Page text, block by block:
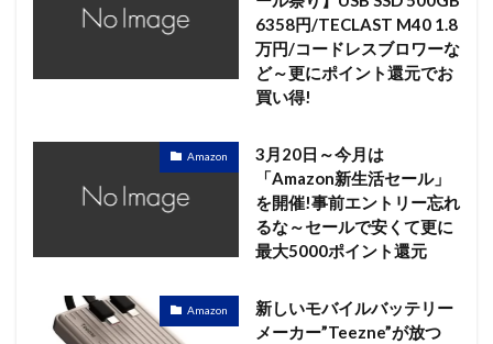
6358円/TECLAST M40 1.8
万円/コードレスブロワーな
ど～更にポイント還元でお
買い得!
Amazon
3月20日～今月は
「Amazon新生活セール」
を開催!事前エントリー忘れ
るな～セールで安くて更に
最大5000ポイント還元
Amazon
新しいモバイルバッテリー
メーカー”Teezne”が放つ